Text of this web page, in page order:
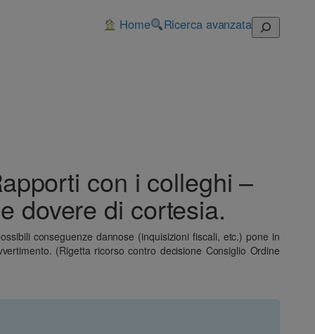
Home Ricerca avanzata Cerca
con i colleghi –
dovere di cortesia.
conseguenze dannose (inquisizioni fiscali, etc.) pone in
(Rigetta ricorso contro decisione Consiglio Ordine